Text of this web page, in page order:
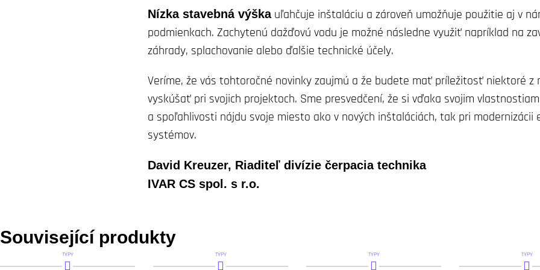
Nízka stavebná výškauľahčuje inštaláciu a zároveň umožňuje použitie aj v
podmienkach. Zachytenú dažďovú vodu je možné následne využiť napríklad na
záhrady, splachovanie alebo ďalšie technické účely.
Veríme, že vás tohtoročné novinky zaujmú a že budete mať príležitosť niektoré z
vyskúšať pri svojich projektoch. Sme presvedčení, že si vďaka svojim vlastnostiam
a spoľahlivosti nájdu svoje miesto ako v nových inštaláciách, tak pri modernizácii
systémov.
David Kreuzer, Riaditeľ divízie čerpacia technika
IVAR CS spol. s r.o.
Související produkty
TYPY TYPY TYPY TYPY